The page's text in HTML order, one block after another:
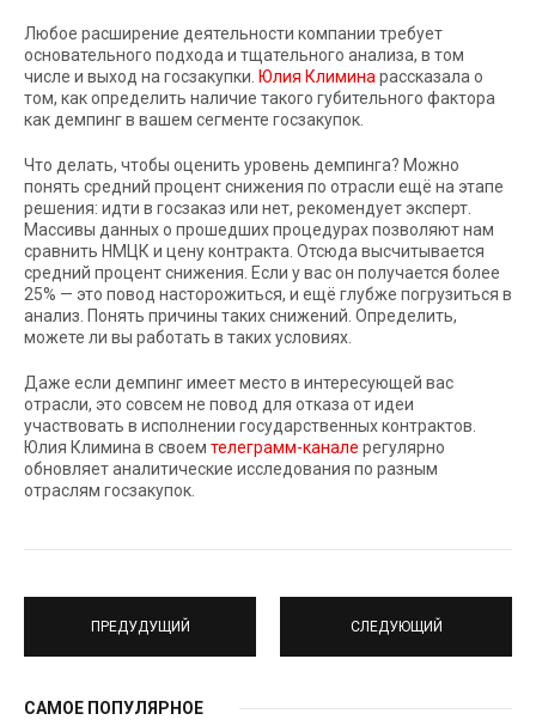
Любое расширение деятельности компании требует
основательного подхода и тщательного анализа, в том
числе и выход на госзакупки. Юлия Климина рассказала о
том, как определить наличие такого губительного фактора
как демпинг в вашем сегменте госзакупок.
Что делать, чтобы оценить уровень демпинга? Можно
понять средний процент снижения по отрасли ещё на этапе
решения: идти в госзаказ или нет, рекомендует эксперт.
Массивы данных о прошедших процедурах позволяют нам
сравнить НМЦК и цену контракта. Отсюда высчитывается
средний процент снижения. Если у вас он получается более
25% — это повод насторожиться, и ещё глубже погрузиться в
анализ. Понять причины таких снижений. Определить,
можете ли вы работать в таких условиях.
Даже если демпинг имеет место в интересующей вас
отрасли, это совсем не повод для отказа от идеи
участвовать в исполнении государственных контрактов.
Юлия Климина в своем телеграмм-канале регулярно
обновляет аналитические исследования по разным
отраслям госзакупок.
ПРЕДУДУЩИЙ СЛЕДУЮЩИЙ
САМОЕ ПОПУЛЯРНОЕ